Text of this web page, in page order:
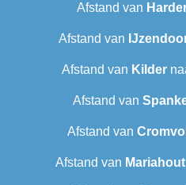
Afstand van
Afstand van
Afstand van Kilder
Afstand van
Afstand van
Afstand van Mariahout